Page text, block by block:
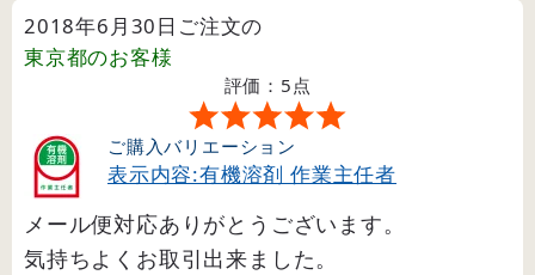
2018年6月30日ご注文の
東京都のお客様
評価：5点
ご購入バリエーション
表示内容:有機溶剤 作業主任者
メール便対応ありがとうございます。
気持ちよくお取引出来ました。